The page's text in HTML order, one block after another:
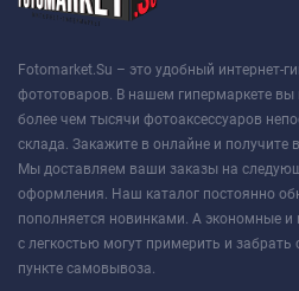
Fotomarket.Su – это удобный интернет-
фототоваров. В нашем гипермаркете вы
более чем тысячи фотоаксессуаров
склада. Закажите в онлайне и получите
Мы доставляем ваши заказы на
оформления. Наш каталог постоянно
пополняется новинками. А экономные и
с легкостью могут примерить и
пункте самовывоза.